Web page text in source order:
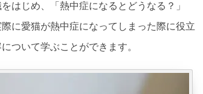
はじめ、「熱中症になるとどうなる？」
に愛猫が熱中症になってしまった際に役立
ついて学ぶことができます。